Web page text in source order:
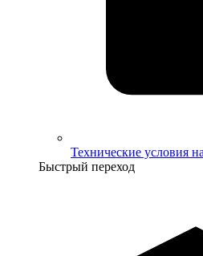
Технические условия
Быстрый переход